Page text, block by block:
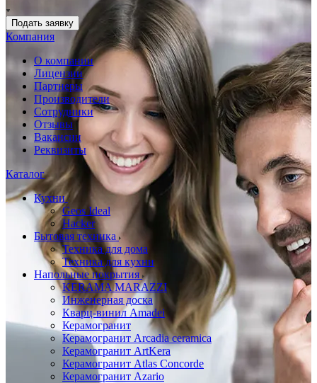
Подать заявку
Компания
О компании
Лицензии
Партнеры
Производители
Сотрудники
Отзывы
Вакансии
Реквизиты
Каталог
Кухни
Geos Ideal
Hacker
Бытовая техника
Техника для дома
Техника для кухни
Напольные покрытия
KERAMA MARAZZI
Инженерная доска
Кварц-винил Amadei
Керамогранит
Керамогранит Arcadia ceramica
Керамогранит ArtKera
Керамогранит Atlas Concorde
Керамогранит Azario